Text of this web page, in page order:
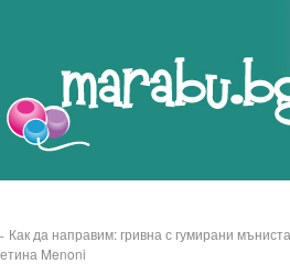
Как да направим: гривна с гумирани
Menoni